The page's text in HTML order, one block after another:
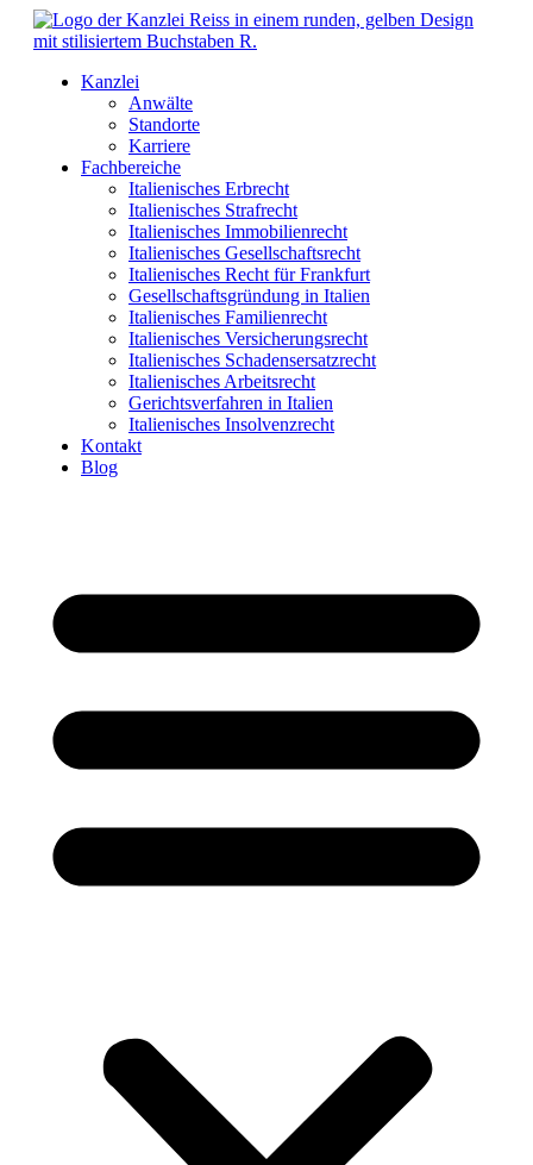
Kanzlei
Anwälte
Standorte
Karriere
Fachbereiche
Italienisches Erbrecht
Italienisches Strafrecht
Italienisches Immobilienrecht
Italienisches Gesellschaftsrecht
Italienisches Recht für Frankfurt
Gesellschaftsgründung in Italien
Italienisches Familienrecht
Italienisches Versicherungsrecht
Italienisches Schadensersatzrecht
Italienisches Arbeitsrecht
Gerichtsverfahren in Italien
Italienisches Insolvenzrecht
Kontakt
Blog